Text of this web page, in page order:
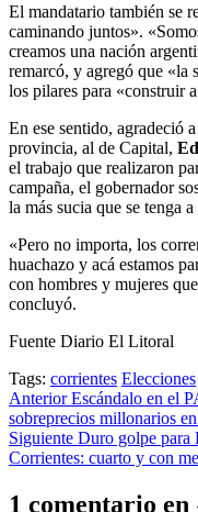
El mandatario también se
caminando juntos».
creamos una nación
remarcó, y agregó que «la
los pilares para «construir
En ese sentido, agradeció
provincia, al de Capital,
el trabajo que realizaron
campaña, el gobernador
la más sucia que se tenga
«Pero no importa, los
huachazo y acá estamos
con hombres y mujeres
concluyó.
Fuente Diario El Litoral
Tags: corrientes Elecciones
Post
navigation
AnteriorEscándalo en el
sobreprecios millonarios
Siguiente Duro golpe para
Corrientes: cuarto y con
1 comentario en